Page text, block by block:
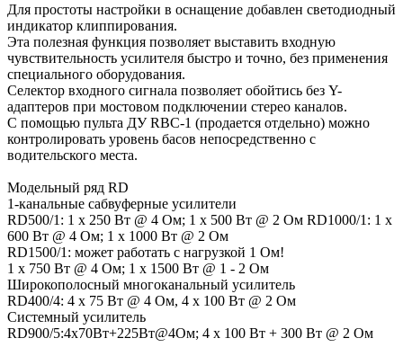
Для простоты настройки в оснащение добавлен светодиодный
индикатор клиппирования.
Эта полезная функция позволяет выставить входную
чувствительность усилителя быстро и точно, без применения
специального оборудования.
Селектор входного сигнала позволяет обойтись без Y-
адаптеров при мостовом подключении стерео каналов.
С помощью пульта ДУ RBC-1 (продается отдельно) можно
контролировать уровень басов непосредственно с
водительского места.
Модельный ряд RD
1-канальные сабвуферные усилители
RD500/1: 1 x 250 Вт @ 4 Ом; 1 x 500 Вт @ 2 Ом RD1000/1: 1 x
600 Вт @ 4 Ом; 1 x 1000 Вт @ 2 Ом
RD1500/1: может работать с нагрузкой 1 Ом!
1 x 750 Вт @ 4 Ом; 1 x 1500 Вт @ 1 - 2 Ом
Широкополосный многоканальный усилитель
RD400/4: 4 х 75 Вт @ 4 Ом, 4 х 100 Вт @ 2 Ом
Системный усилитель
RD900/5:4x70Вт+225Вт@4Ом; 4 x 100 Вт + 300 Вт @ 2 Ом